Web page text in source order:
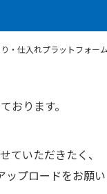
・仕入れプラットフォー
おります。
ていただきたく、
ップロードをお願い